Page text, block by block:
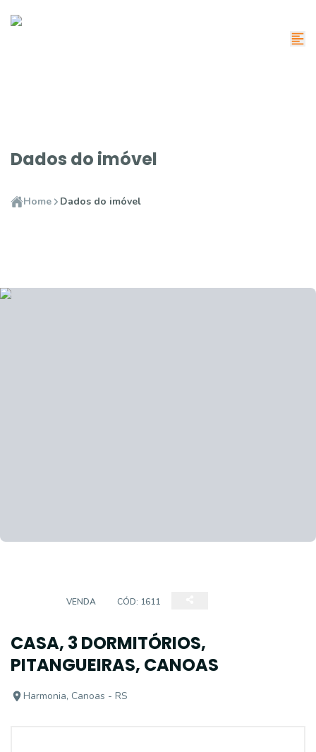
Dados do imóvel
Home Dados do imóvel
VENDA CÓD: 1611
CASA, 3 DORMITÓRIOS,
PITANGUEIRAS, CANOAS
Harmonia, Canoas - RS